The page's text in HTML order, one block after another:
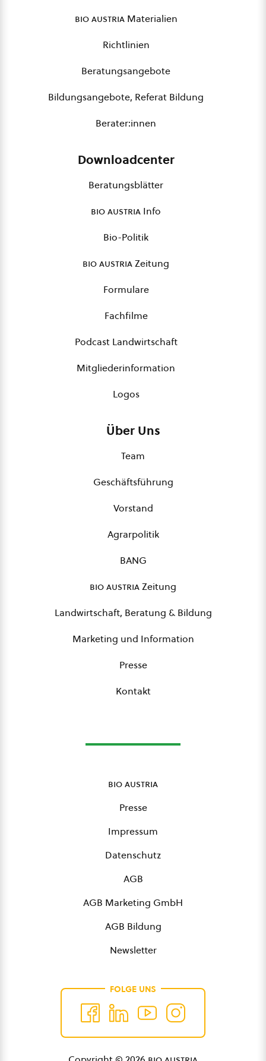
bio austriaMaterialien
Richtlinien
Beratungsangebote
Bildungsangebote, Referat Bildung
Berater:innen
Downloadcenter
Beratungsblätter
bio austria Info
Bio-Politik
bio austriaZeitung
Formulare
Fachfilme
Podcast Landwirtschaft
Mitgliederinformation
Logos
Über Uns
Team
Geschäftsführung
Vorstand
Agrarpolitik
BANG
bio austriaZeitung
Landwirtschaft, Beratung & Bildung
Marketing und Information
Presse
Kontakt
bio austria
Presse
Impressum
Datenschutz
AGB
AGB Marketing GmbH
AGB Bildung
Newsletter
FOLGE UNS